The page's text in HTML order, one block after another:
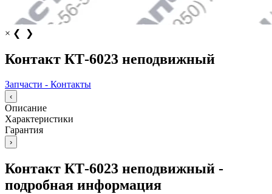
× ❮ ❯
Контакт КТ-6023 неподвижный
Запчасти - Контакты
‹
Описание
Характеристики
Гарантия
›
Контакт КТ-6023 неподвижный -
подробная информация